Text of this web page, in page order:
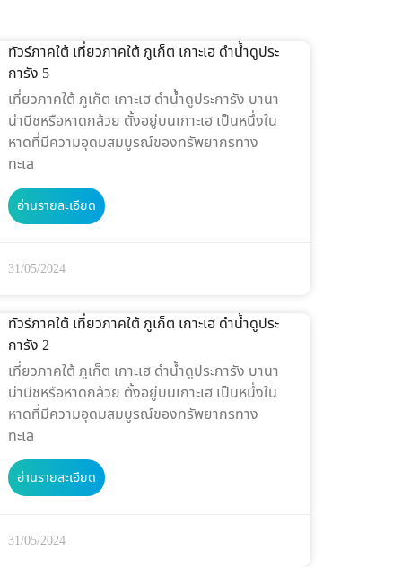
ทัวร์ภาคใต้ เที่ยวภาคใต้ ภูเก็ต เกาะเฮ ดำน้ำดูประ
การัง 5
เที่ยวภาคใต้ ภูเก็ต เกาะเฮ ดำน้ำดูประการัง บานา
น่าบีชหรือหาดกล้วย ตั้งอยู่บนเกาะเฮ เป็นหนึ่งใน
หาดที่มีความอุดมสมบูรณ์ของทรัพยากรทาง
ทะเล
อ่านรายละเอียด
31/05/2024
ทัวร์ภาคใต้ เที่ยวภาคใต้ ภูเก็ต เกาะเฮ ดำน้ำดูประ
การัง 2
เที่ยวภาคใต้ ภูเก็ต เกาะเฮ ดำน้ำดูประการัง บานา
น่าบีชหรือหาดกล้วย ตั้งอยู่บนเกาะเฮ เป็นหนึ่งใน
หาดที่มีความอุดมสมบูรณ์ของทรัพยากรทาง
ทะเล
อ่านรายละเอียด
31/05/2024